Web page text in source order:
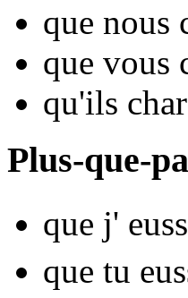
que nous
que vous
qu'ils
Plus-que-
que j'
que tu